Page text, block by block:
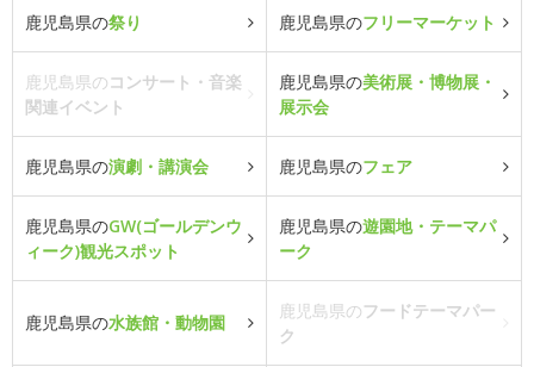
鹿児島県の祭り 鹿児島県のフリーマーケット
鹿児島県のコンサート・音楽
関連イベント
鹿児島県の美術展・博物展・
展示会
鹿児島県の演劇・講演会 鹿児島県のフェア
鹿児島県のGW(ゴールデンウ
ィーク)観光スポット
鹿児島県の遊園地・テーマパ
ーク
鹿児島県の水族館・動物園
鹿児島県のフードテーマパー
ク